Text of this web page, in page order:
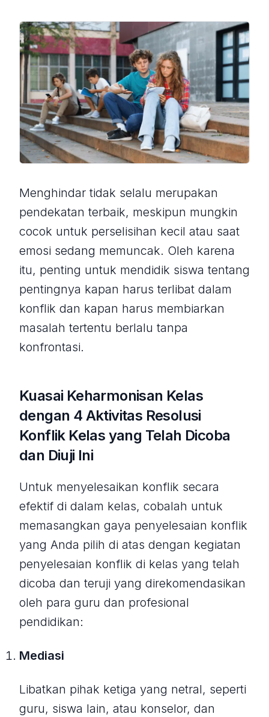
Menghindar tidak selalu merupakan
pendekatan terbaik, meskipun mungkin
cocok untuk perselisihan kecil atau saat
emosi sedang memuncak. Oleh karena
itu, penting untuk mendidik siswa tentang
pentingnya kapan harus terlibat dalam
konflik dan kapan harus membiarkan
masalah tertentu berlalu tanpa
konfrontasi.
Kuasai Keharmonisan Kelas
dengan 4 Aktivitas Resolusi
KonflikKelas yang Telah Dicoba
dan Diuji Ini
Untuk menyelesaikan konflik secara
efektif di dalam kelas, cobalah untuk
memasangkan gaya penyelesaian konflik
yang Anda pilih di atas dengan kegiatan
penyelesaian konflik di kelas yang telah
dicoba dan teruji yang direkomendasikan
oleh para guru dan profesional
pendidikan:
Mediasi
Libatkan pihak ketiga yang netral, seperti
guru, siswa lain, atau konselor, dan